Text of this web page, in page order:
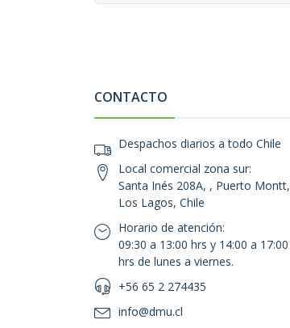
CONTACTO
Despachos diarios a todo Chile
Local comercial zona sur:
Santa Inés 208A, , Puerto Montt,
Los Lagos, Chile
Horario de atención:
09:30 a 13:00 hrs y 14:00 a 17:00
hrs de lunes a viernes.
+56 65 2 274435
info@dmu.cl